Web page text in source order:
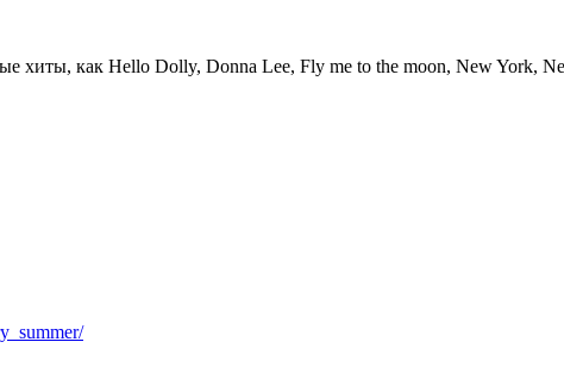
хиты, как Hello Dolly, Donna Lee, Fly me to the moon, New York,